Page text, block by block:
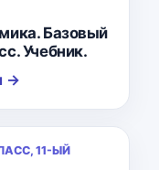
Базовый
Учебник.
→
11-ЫЙ